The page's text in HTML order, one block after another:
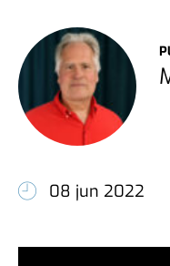
08 jun 2022